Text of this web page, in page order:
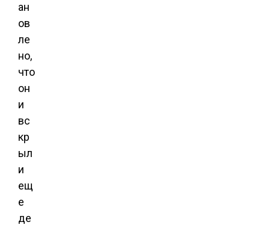
ан
ов
ле
но,
что
он
и
вс
кр
ыл
и
ещ
е
де